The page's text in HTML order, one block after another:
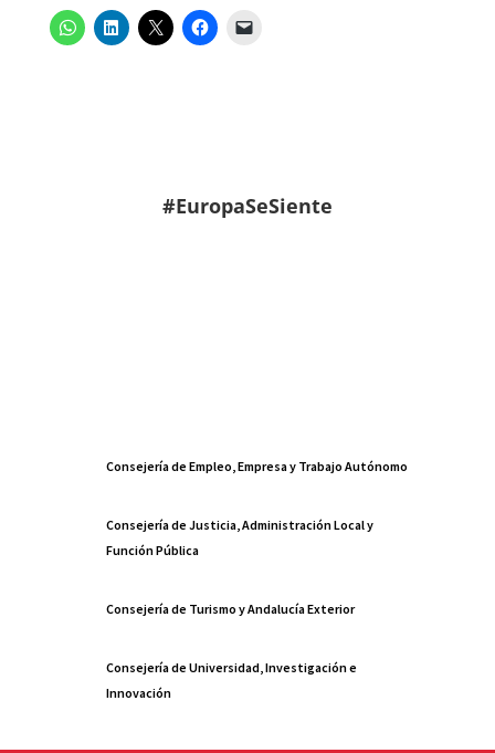
#EuropaSeSiente
Consejería de Empleo, Empresa y Trabajo Autónomo
Consejería de Justicia, Administración Local y
Función Pública
Consejería de Turismo y Andalucía Exterior
Consejería de Universidad, Investigación e
Innovación